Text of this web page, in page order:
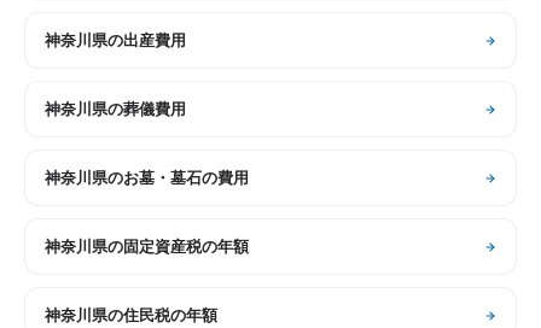
神奈川県の出産費用
神奈川県の葬儀費用
神奈川県のお墓・墓石の費用
神奈川県の固定資産税の年額
神奈川県の住民税の年額